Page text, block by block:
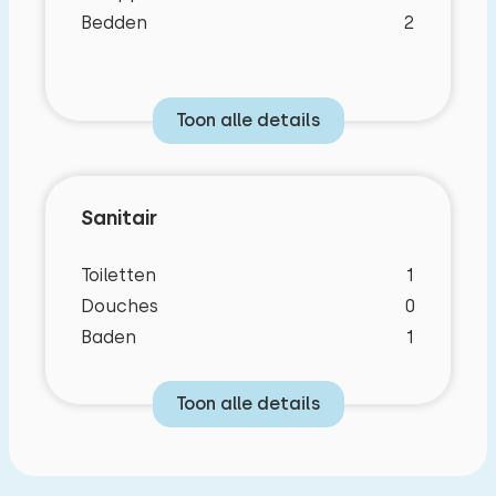
Bedden
2
Toon alle details
Sanitair
Toiletten
1
Douches
0
Baden
1
Toon alle details